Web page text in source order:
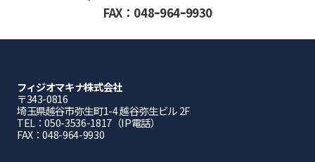
FAX：048ｰ964ｰ9930
フィジオマキナ株式会社
〒343-0816
埼⽟県越⾕市弥⽣町1-4 越⾕弥⽣ビル 2F
TEL：050-3536-1817（IP電話）
FAX：048-964-9930